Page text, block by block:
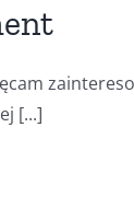
[...]